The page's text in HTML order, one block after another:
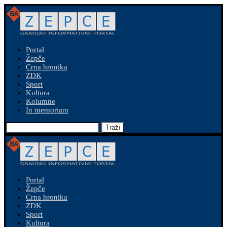
Portal
Žepče
Crna hronika
ZDK
Sport
Kultura
Kolumne
In memoriam
Traži
Portal
Žepče
Crna hronika
ZDK
Sport
Kultura